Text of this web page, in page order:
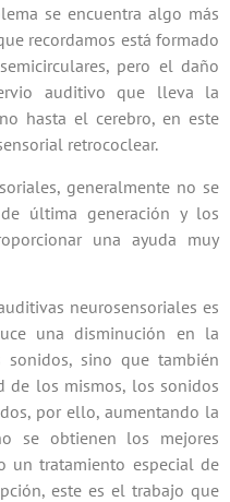
se encuentra algo más
recordamos está formado
pero el daño
auditivo que lleva la
hasta el cerebro, en este
retrococlear.
generalmente no se
última generación y los
una ayuda muy
neurosensoriales es
una disminución en la
sino que también
de los mismos, los sonidos
por ello, aumentando la
se obtienen los mejores
un tratamiento especial de
este es el trabajo que